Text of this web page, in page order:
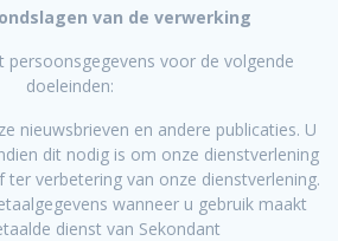
van de verwerking
persoonsgegevens voor de volgende
doeleinden:
nieuwsbrieven en andere publicaties. U
dit nodig is om onze dienstverlening
verbetering van onze dienstverlening.
wanneer u gebruik maakt
dienst van Sekondant